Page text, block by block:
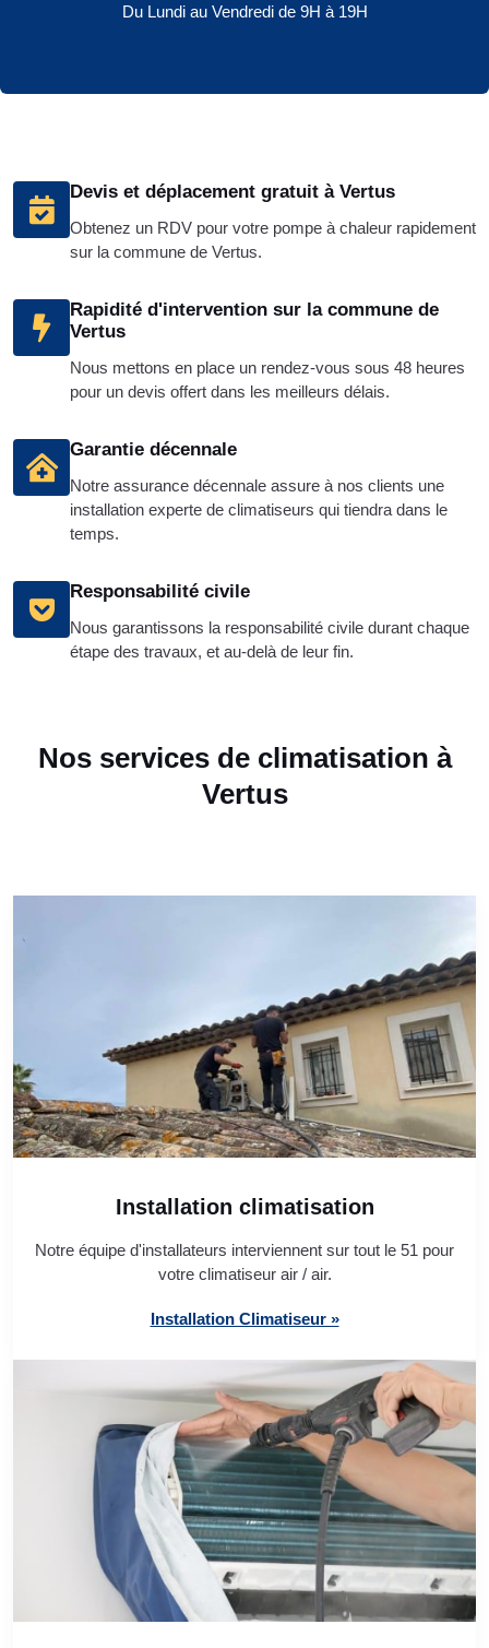
Devis et déplacement gratuit à Vertus
Obtenez un RDV pour votre pompe à chaleur rapidement
sur la commune de Vertus.
Rapidité d'intervention sur la commune de
Vertus
Nous mettons en place un rendez-vous sous 48 heures
pour un devis offert dans les meilleurs délais.
Garantie décennale
Notre assurance décennale assure à nos clients une
installation experte de climatiseurs qui tiendra dans le
temps.
Responsabilité civile
Nous garantissons la responsabilité civile durant chaque
étape des travaux, et au-delà de leur fin.
Du Lundi au Vendredi de 9H à 19H
Nos services de climatisation à
Vertus
Installation climatisation
Notre équipe d'installateurs interviennent sur tout le 51 pour
votre climatiseur air / air.
Installation Climatiseur »